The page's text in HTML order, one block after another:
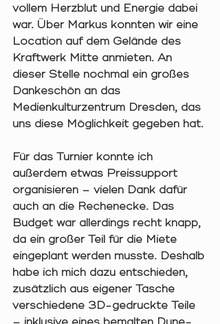
vollem Herzblut und Energie dabei
war. Über Markus konnten wir eine
Location auf dem Gelände des
Kraftwerk Mitte anmieten. An
dieser Stelle nochmal ein großes
Dankeschön an das
Medienkulturzentrum Dresden, das
uns diese Möglichkeit gegeben hat.
Für das Turnier konnte ich
außerdem etwas Preissupport
organisieren – vielen Dank dafür
auch an die Rechenecke. Das
Budget war allerdings recht knapp,
da ein großer Teil für die Miete
eingeplant werden musste. Deshalb
habe ich mich dazu entschieden,
zusätzlich aus eigener Tasche
verschiedene 3D-gedruckte Teile